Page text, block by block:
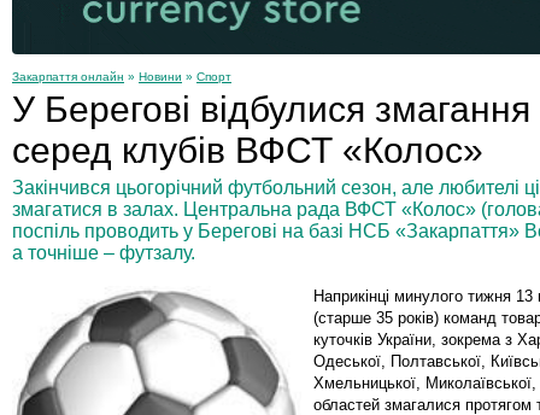
Закарпаття онлайн » Новини » Спорт
У Берегові відбулися
серед клубів ВФСТ «Колос»
Закінчився цьогорічний футбольний сезон, але любителі
змагатися в залах. Центральна рада ВФСТ «Колос»
поспіль проводить у Берегові на базі НСБ «Закарпаття»
а точніше – футзалу.
Наприкінці минулого тижня 13
(старше 35 років) команд
куточків України, зокрема з
Одеської, Полтавської,
Хмельницької, Миколаївської,
областей змагалися протягом